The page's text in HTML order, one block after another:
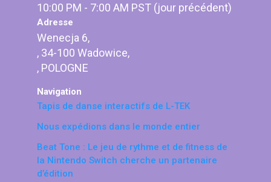
10:00 PM - 7:00 AM PST (jour précédent)
Adresse
Wenecja 6,
, 34-100 Wadowice,
, POLOGNE
Navigation
Tapis de danse interactifs de L-TEK
Nous expédions dans le monde entier
Beat Tone : Le jeu de rythme et de fitness de
la Nintendo Switch cherche un partenaire
d’édition